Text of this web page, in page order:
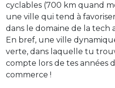
cyclables (700 km quand
une ville qui tend à
dans le domaine de la tech
En bref, une ville
verte, dans laquelle tu
compte lors de tes années
commerce !